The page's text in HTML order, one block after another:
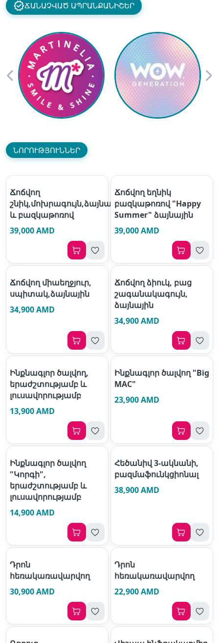
ՃԱՆԱՉՎԱԾ ԱՊՐԱՆՔԱՆԻՇԵՐ
ՆՈՐՈՒԹՅՈՒՆՆԵՐ
Ճոճվող
շնիկ,մոխրագույն,ձայնային
և բազկաթոռով
39,000 AMD
Ճոճվող եղնիկ
բազկաթոռով "Happy
Summer" ձայնային
39,000 AMD
Ճոճվող միաեղջյուր,
սպիտակ,ձայնային
34,900 AMD
Ճոճվող ձիուկ, բաց
շագանակագույն,
ձայնային
34,900 AMD
Ինքնագլոր ծալվող,
երաժշտությամբ և
լուսավորությամբ
13,900 AMD
Ինքնագլոր ծալվող "Big
MAC"
23,900 AMD
Ինքնագլոր ծալվող
"Կորգի",
երաժշտությամբ և
լուսավորությամբ
14,900 AMD
Հեծանիվ 3-ակնանի,
բազմաֆունկցիոնալ
38,900 AMD
Դրոն
հեռակառավարվող
30,900 AMD
Դրոն
հեռակառավարվող
22,900 AMD